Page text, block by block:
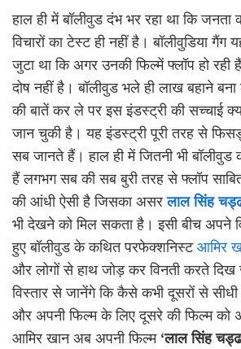
हाल ही में बॉलीवुड दंभ भर रहा था कि
विचारों का टेस्ट ही नहीं है। बॉलीवुडिया गैंग
जुटा था कि अगर उनकी फिल्में फ्लॉप हो रही
दोष नहीं है। बॉलीवुड भले ही लाख बहाने
की बातें कर ले पर इस इंडस्ट्री की सच्चाई
जान चुकी है। यह इंडस्ट्री पूरी तरह से
सब जानते हैं। हाल ही में जितनी भी बॉलीवुड
हैं लगभग सब की सब बुरी तरह से फ्लॉप
की आंधी ऐसी है जिसका असरलाल सिंह
भी देखने को मिल सकता है। इसी बीच अपने
हुए बॉलीवुड के कथित परफेक्शनिस्टआमिर
और लोगों से हाथ जोड़ कर विनती करते
विस्तार से जानेंगे कि कैसे कभी दूसरों से
और अपनी फिल्म के लिए दूसरे की फिल्म को
आमिर खान अब अपनी फिल्म ‘लाल सिंह